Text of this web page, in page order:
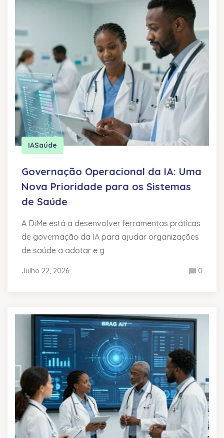
IASaúde
Governação Operacional da IA: Uma
Nova Prioridade para os Sistemas
de Saúde
A DiMe está a desenvolver ferramentas práticas
de governação da IA para ajudar organizações
de saúde a adotar e g
Julho 22, 2026 0